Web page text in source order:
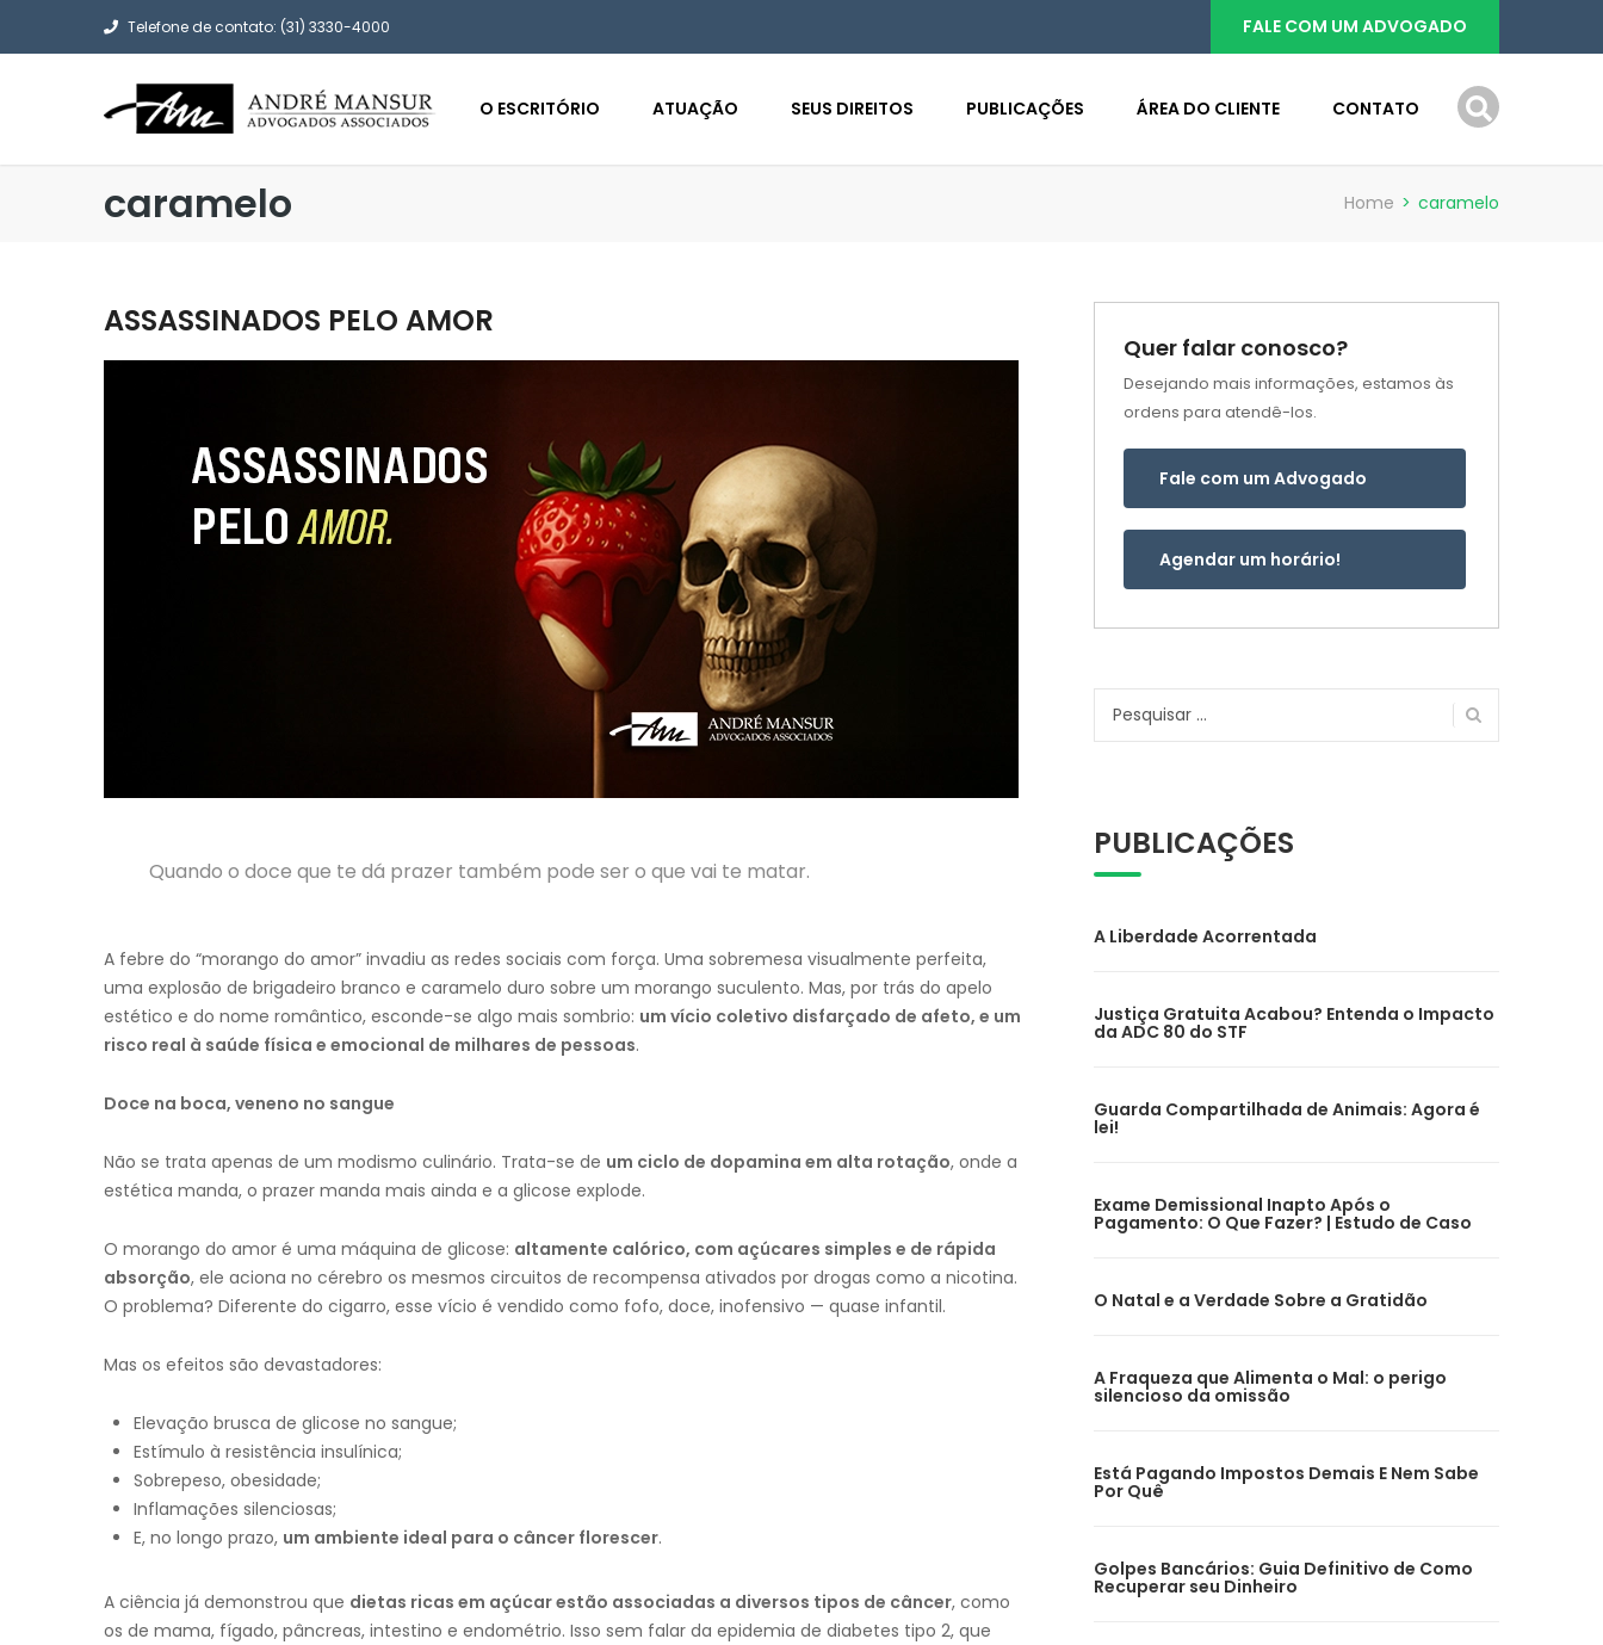
Telefone de contato: (31) 3330-4000 FALE COM UM ADVOGADO
O ESCRITÓRIO ATUAÇÃO SEUS DIREITOS PUBLICAÇÕES ÁREA DO CLIENTE CONTATO
caramelo Home > caramelo
ASSASSINADOS PELO AMOR
Quando o doce que te dá prazer também pode ser o que vai te matar.
A febre do “morango do amor” invadiu as redes sociais com força. Uma sobremesa visualmente perfeita,
uma explosão de brigadeiro branco e caramelo duro sobre um morango suculento. Mas, por trás do apelo
estético e do nome romântico, esconde-se algo mais sombrio: um vício coletivo disfarçado de afeto, e um
risco real à saúde física e emocional de milhares de pessoas.
Doce na boca, veneno no sangue
Não se trata apenas de um modismo culinário. Trata-se de um ciclo de dopamina em alta rotação, onde a
estética manda, o prazer manda mais ainda e a glicose explode.
O morango do amor é uma máquina de glicose: altamente calórico, com açúcares simples e de rápida
absorção, ele aciona no cérebro os mesmos circuitos de recompensa ativados por drogas como a nicotina.
O problema? Diferente do cigarro, esse vício é vendido como fofo, doce, inofensivo — quase infantil.
Mas os efeitos são devastadores:
Elevação brusca de glicose no sangue;
Estímulo à resistência insulínica;
Sobrepeso, obesidade;
Inflamações silenciosas;
E, no longo prazo, um ambiente ideal para o câncer florescer.
A ciência já demonstrou que dietas ricas em açúcar estão associadas a diversos tipos de câncer, como
os de mama, fígado, pâncreas, intestino e endométrio. Isso sem falar da epidemia de diabetes tipo 2, que
Quer falar conosco?
Desejando mais informações, estamos às
ordens para atendê-los.
Fale com um Advogado
Agendar um horário!
Pesquisar
PUBLICAÇÕES
A Liberdade Acorrentada
Justiça Gratuita Acabou? Entenda o Impacto
da ADC 80 do STF
Guarda Compartilhada de Animais: Agora é
lei!
Exame Demissional Inapto Após o
Pagamento: O Que Fazer? | Estudo de Caso
O Natal e a Verdade Sobre a Gratidão
A Fraqueza que Alimenta o Mal: o perigo
silencioso da omissão
Está Pagando Impostos Demais E Nem Sabe
Por Quê
Golpes Bancários: Guia Definitivo de Como
Recuperar seu Dinheiro